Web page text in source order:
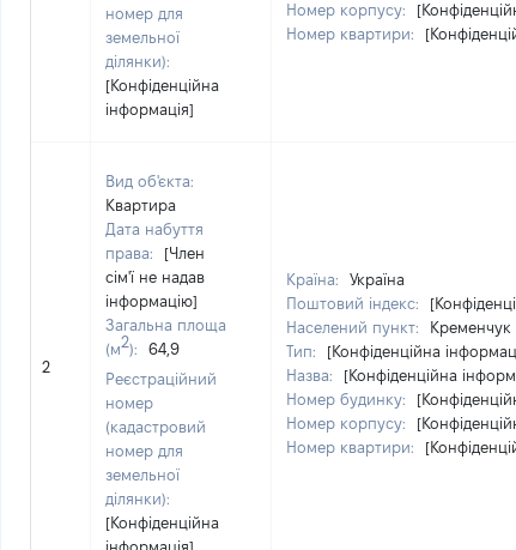
номер для
земельної
ділянки):
[Конфіденційна
інформація]
Номер корпусу:
Номер квартири:
2
Вид об'єкта:
Квартира
Дата набуття
права:
[Член
сім'ї не надав
інформацію]
Загальна площа
(м2):
64,9
Реєстраційний
номер
(кадастровий
номер для
земельної
ділянки):
[Конфіденційна
інформація]
Країна:
Україна
Поштовий індекс:
Населений пункт:
Кременчук
Тип:
[Конфіденційна
Назва:
[Конфіденційна
Номер будинку:
Номер корпусу:
Номер квартири: